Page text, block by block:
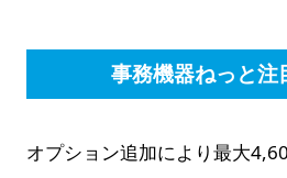
事務機器ねっと注
オプション追加により最大